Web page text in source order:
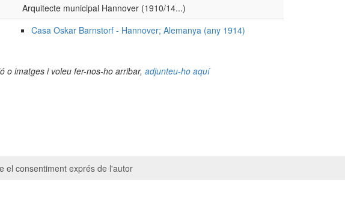
Arquitecte municipal Hannover (1910/14...)
Casa Oskar Barnstorf - Hannover; Alemanya (any 1914)
o imatges i voleu fer-nos-ho arribar, adjunteu-ho aquí
el consentiment exprés de l'autor